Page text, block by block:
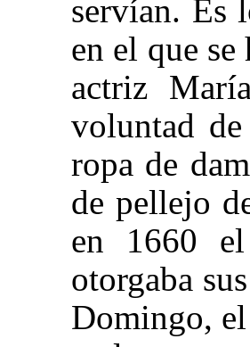
servían. Es
en el que
actriz
voluntad
ropa de
de pellejo
en 1660
otorgaba
Domingo,